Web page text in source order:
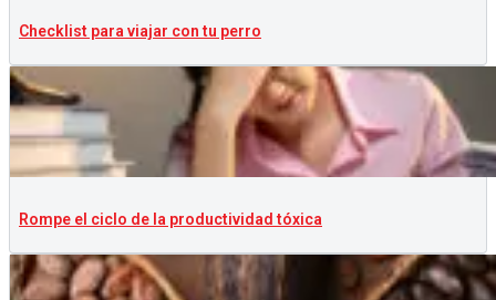
Checklist para viajar con tu perro
Rompe el ciclo de la productividad tóxica